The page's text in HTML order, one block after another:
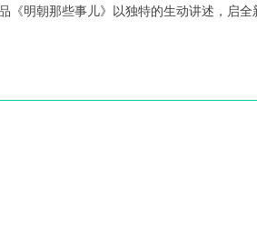
《明朝那些事儿》以独特的生动讲述，启